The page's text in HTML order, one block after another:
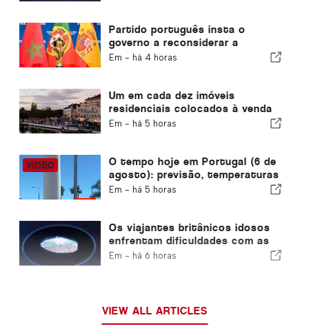
Partido português insta o
governo a reconsiderar a
candidatura de Marrocos à
Em - há 4 horas
Um em cada dez imóveis
residenciais colocados à venda
em Portugal é vendido em
Em - há 5 horas
O tempo hoje em Portugal (6 de
agosto): previsão, temperaturas
e o que esperar
Em - há 5 horas
Os viajantes britânicos idosos
enfrentam dificuldades com as
novas verificações de
Em - há 6 horas
VIEW ALL ARTICLES